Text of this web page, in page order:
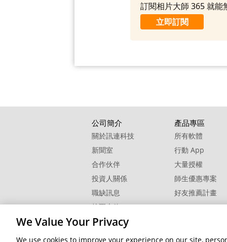
訂閱相片大師 365 就
立即訂閱
公司簡介
關於訊連科技
新聞室
合作伙伴
投資人關係
職缺訊息
校園大使
聯絡我們
產品專區
所有軟體
行動 App
大量授權
師生優惠專案
好友推薦計畫
We Value Your Privacy
We use cookies to improve your experience on our site,